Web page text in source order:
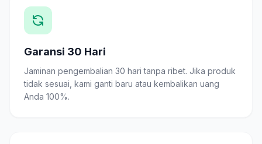
Garansi 30 Hari
Jaminan pengembalian 30 hari tanpa ribet. Jika produk
tidak sesuai, kami ganti baru atau kembalikan uang
Anda 100%.